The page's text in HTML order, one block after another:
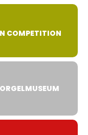
COMPETITION